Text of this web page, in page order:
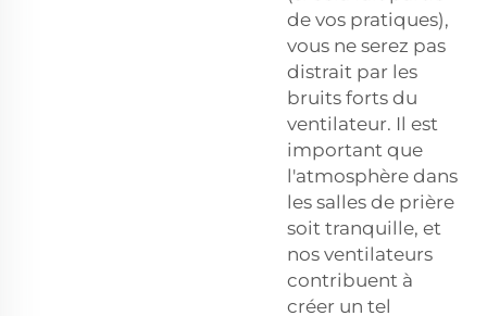
de vos pratiques),
vous ne serez pas
distrait par les
bruits forts du
ventilateur. Il est
important que
l'atmosphère dans
les salles de prière
soit tranquille, et
nos ventilateurs
contribuent à
créer un tel